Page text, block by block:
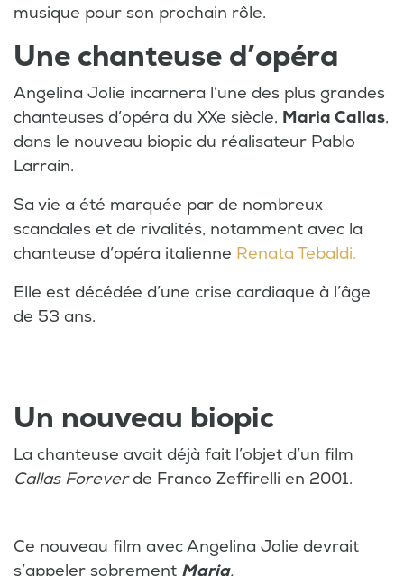
musique pour son prochain rôle.
Une chanteuse d’opéra
Angelina Jolie incarnera l’une des plus grandes
chanteuses d’opéra du XXe siècle, Maria Callas,
dans le nouveau biopic du réalisateur Pablo
Larraín.
Sa vie a été marquée par de nombreux
scandales et de rivalités, notamment avec la
chanteuse d’opéra italienne Renata Tebaldi.
Elle est décédée d’une crise cardiaque à l’âge
de 53 ans.
Un nouveau biopic
La chanteuse avait déjà fait l’objet d’un film
Callas Foreverde Franco Zeffirelli en 2001.
Ce nouveau film avec Angelina Jolie devrait
s’appeler sobrement Maria.